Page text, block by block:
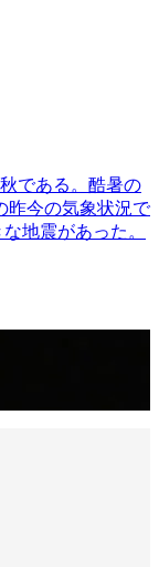
である。酷暑の
昨今の気象状況で
地震があった。